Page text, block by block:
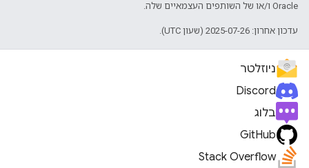
Oracle ו/או של השותפים העצמאיים שלה.
עדכון אחרון: 2025-07-26 (שעון UTC).
ניוזלטר
Discord
בלוג
GitHub
Stack Overflow